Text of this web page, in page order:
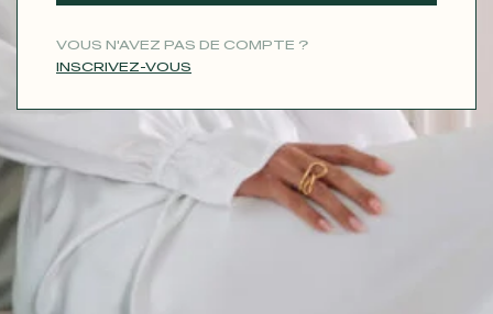
VOUS N'AVEZ PAS DE COMPTE ?
INSCRIVEZ-VOUS